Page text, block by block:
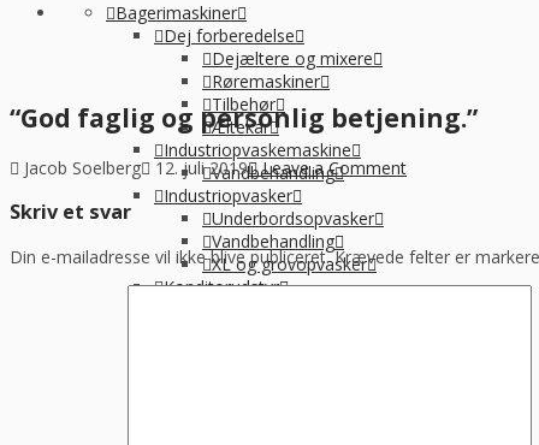
Bagerimaskiner
Dej forberedelse
Dejæltere og mixere
Røremaskiner
Tilbehør
Æltekar
Industriopvaskemaskine
Vandbehandling
Industriopvasker
Underbordsopvasker
Vandbehandling
XL og grovopvasker
Konditorudstyr
“God faglig og personlig betjening.”
Jacob Soelberg 12. juli 2019 Leave a Comment
Skriv et svar
Din e-mailadresse vil ikke blive publiceret. Krævede felter er